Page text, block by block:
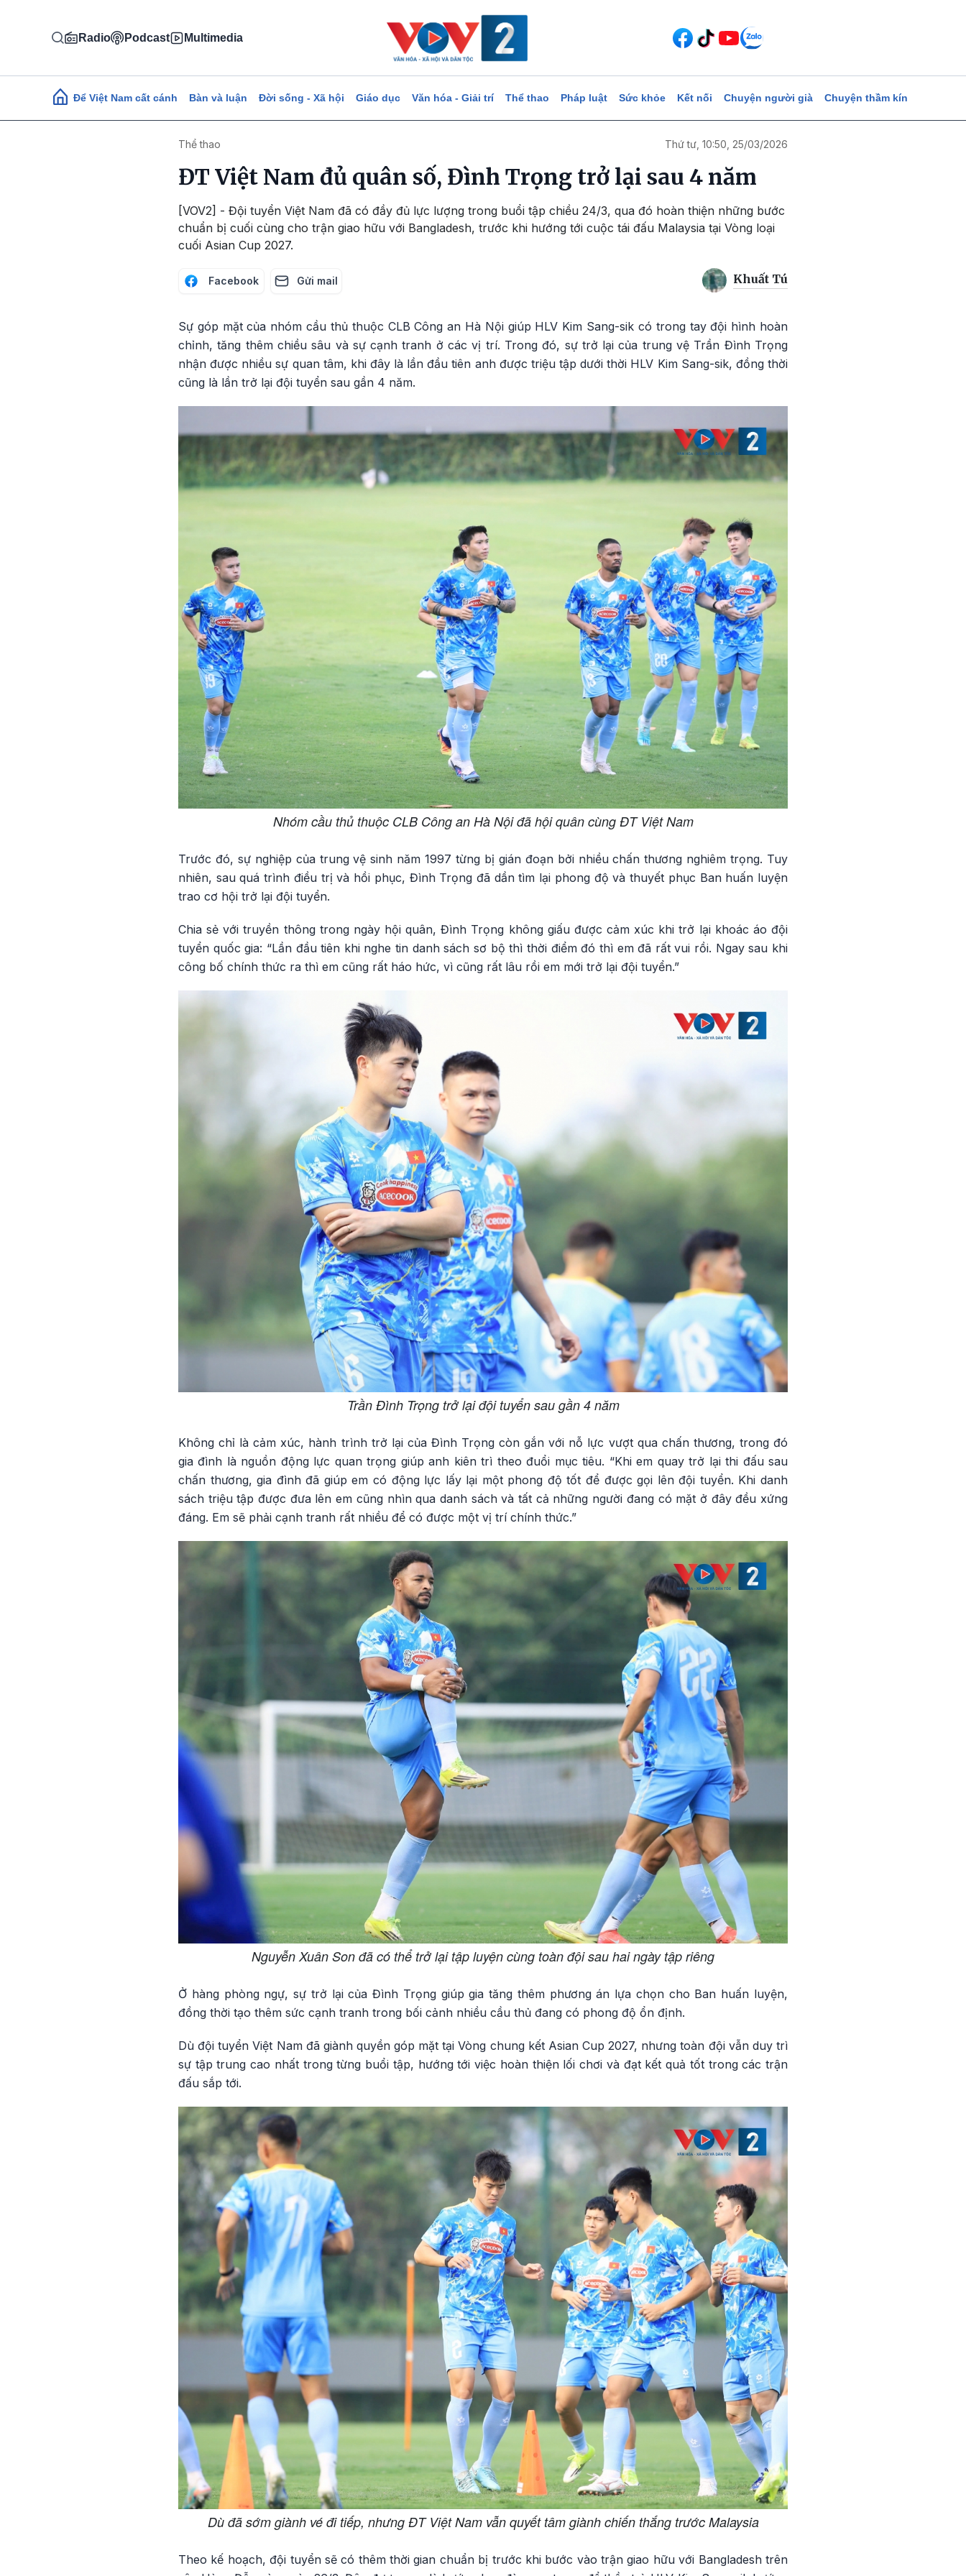
Radio Podcast Multimedia
Main navigation
Để Việt Nam cất cánh Bàn và luận Đời sống - Xã hội Giáo dục Văn hóa - Giải trí Thể thao Pháp luật Sức khỏe Kết nối Chuyện người già Chuyện thầm kín
Thể thao Thứ tư, 10:50, 25/03/2026
ĐT Việt Nam đủ quân số, Đình Trọng trở lại sau 4 năm
[VOV2] - Đội tuyển Việt Nam đã có đầy đủ lực lượng trong buổi tập chiều 24/3, qua đó hoàn thiện những bước
chuẩn bị cuối cùng cho trận giao hữu với Bangladesh, trước khi hướng tới cuộc tái đấu Malaysia tại Vòng loại
cuối Asian Cup 2027.
Facebook Gửi mail Khuất Tú
Sự góp mặt của nhóm cầu thủ thuộc CLB Công an Hà Nội giúp HLV Kim Sang-sik có trong tay đội hình hoàn
chỉnh, tăng thêm chiều sâu và sự cạnh tranh ở các vị trí. Trong đó, sự trở lại của trung vệ Trần Đình Trọng
nhận được nhiều sự quan tâm, khi đây là lần đầu tiên anh được triệu tập dưới thời HLV Kim Sang-sik, đồng thời
cũng là lần trở lại đội tuyển sau gần 4 năm.
Nhóm cầu thủ thuộc CLB Công an Hà Nội đã hội quân cùng ĐT Việt Nam
Trước đó, sự nghiệp của trung vệ sinh năm 1997 từng bị gián đoạn bởi nhiều chấn thương nghiêm trọng. Tuy
nhiên, sau quá trình điều trị và hồi phục, Đình Trọng đã dần tìm lại phong độ và thuyết phục Ban huấn luyện
trao cơ hội trở lại đội tuyển.
Chia sẻ với truyền thông trong ngày hội quân, Đình Trọng không giấu được cảm xúc khi trở lại khoác áo đội
tuyển quốc gia: “Lần đầu tiên khi nghe tin danh sách sơ bộ thì thời điểm đó thì em đã rất vui rồi. Ngay sau khi
công bố chính thức ra thì em cũng rất háo hức, vì cũng rất lâu rồi em mới trở lại đội tuyển.”
Trần Đình Trọng trở lại đội tuyển sau gần 4 năm
Không chỉ là cảm xúc, hành trình trở lại của Đình Trọng còn gắn với nỗ lực vượt qua chấn thương, trong đó
gia đình là nguồn động lực quan trọng giúp anh kiên trì theo đuổi mục tiêu. “Khi em quay trở lại thi đấu sau
chấn thương, gia đình đã giúp em có động lực lấy lại một phong độ tốt để được gọi lên đội tuyển. Khi danh
sách triệu tập được đưa lên em cũng nhìn qua danh sách và tất cả những người đang có mặt ở đây đều xứng
đáng. Em sẽ phải cạnh tranh rất nhiều để có được một vị trí chính thức.”
Nguyễn Xuân Son đã có thể trở lại tập luyện cùng toàn đội sau hai ngày tập riêng
Ở hàng phòng ngự, sự trở lại của Đình Trọng giúp gia tăng thêm phương án lựa chọn cho Ban huấn luyện,
đồng thời tạo thêm sức cạnh tranh trong bối cảnh nhiều cầu thủ đang có phong độ ổn định.
Dù đội tuyển Việt Nam đã giành quyền góp mặt tại Vòng chung kết Asian Cup 2027, nhưng toàn đội vẫn duy trì
sự tập trung cao nhất trong từng buổi tập, hướng tới việc hoàn thiện lối chơi và đạt kết quả tốt trong các trận
đấu sắp tới.
Dù đã sớm giành vé đi tiếp, nhưng ĐT Việt Nam vẫn quyết tâm giành chiến thắng trước Malaysia
Theo kế hoạch, đội tuyển sẽ có thêm thời gian chuẩn bị trước khi bước vào trận giao hữu với Bangladesh trên